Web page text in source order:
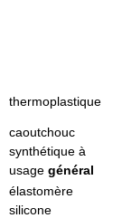
thermoplastique
caoutchouc
synthétique à
usage général
élastomère
silicone